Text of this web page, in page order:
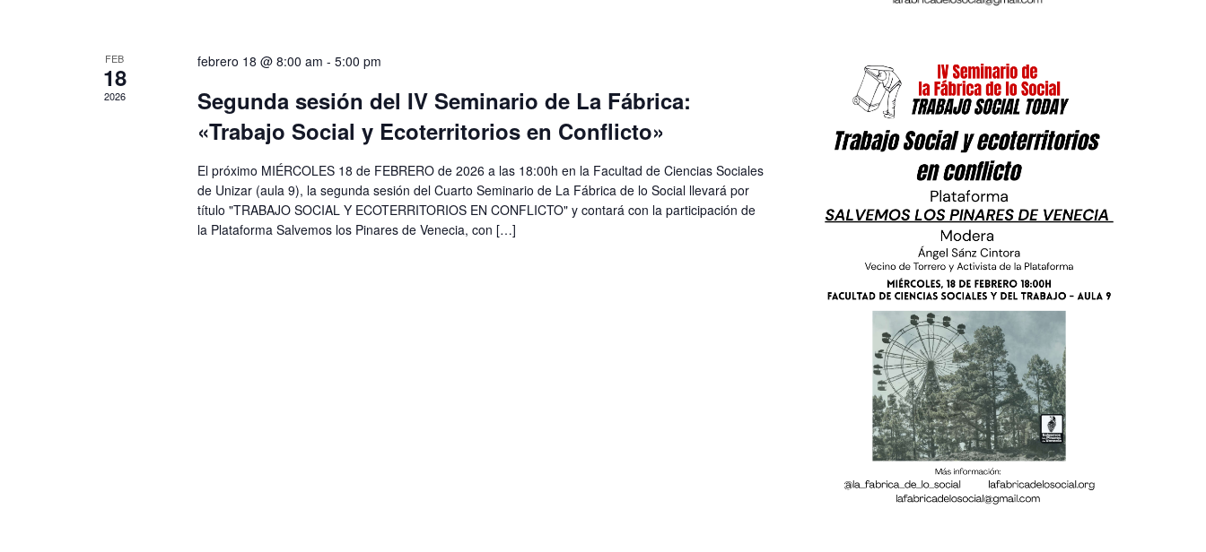
FEB
18
2026
febrero 18 @ 8:00 am - 5:00 pm
Segunda sesión del IV Seminario de La Fábrica:
«Trabajo Social y Ecoterritorios en Conflicto»
El próximo MIÉRCOLES 18 de FEBRERO de 2026 a las 18:00h en la Facultad de Ciencias Sociales
de Unizar (aula 9), la segunda sesión del Cuarto Seminario de La Fábrica de lo Social llevará por
título "TRABAJO SOCIAL Y ECOTERRITORIOS EN CONFLICTO" y contará con la participación de
la Plataforma Salvemos los Pinares de Venecia, con […]